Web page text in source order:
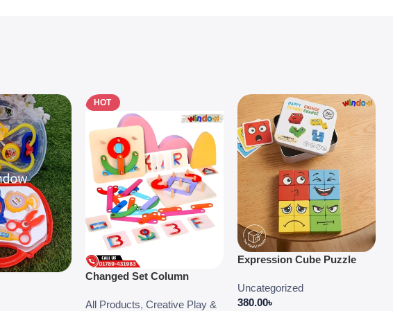
HOT
Changed Set Column
All Products, Creative Play &
Expression Cube Puzzle
Uncategorized
380.00৳